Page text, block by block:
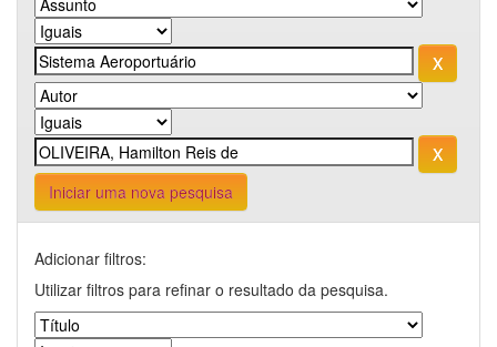
Iniciar uma nova pesquisa
Adicionar filtros:
Utilizar filtros para refinar o resultado da pesquisa.